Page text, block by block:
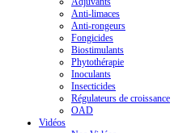
Anti-limaces
Anti-rongeurs
Fongicides
Biostimulants
Phytothérapie
Inoculants
Insecticides
Régulateurs de croissance
OAD
Vidéos